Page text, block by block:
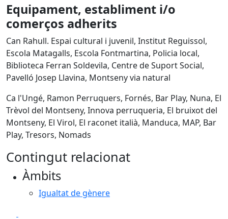
Equipament, establiment i/o
comerços adherits
Can Rahull. Espai cultural i juvenil, Institut Reguissol,
Escola Matagalls, Escola Fontmartina, Policia local,
Biblioteca Ferran Soldevila, Centre de Suport Social,
Pavelló Josep Llavina, Montseny via natural
Ca l'Ungé, Ramon Perruquers, Fornés, Bar Play, Nuna, El
Trèvol del Montseny, Innova perruqueria, El bruixot del
Montseny, El Virol, El raconet italià, Manduca, MAP, Bar
Play, Tresors, Nomads
Contingut relacionat
Àmbits
Igualtat de gènere